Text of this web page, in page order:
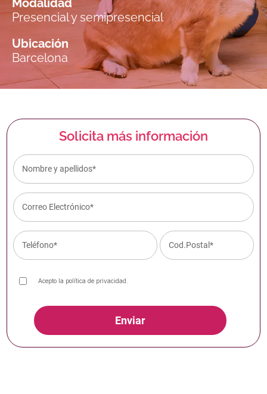
Modalidad
Presencial y semipresencial
Ubicación
Barcelona
Solicita más información
Acepto la política de privacidad
Enviar